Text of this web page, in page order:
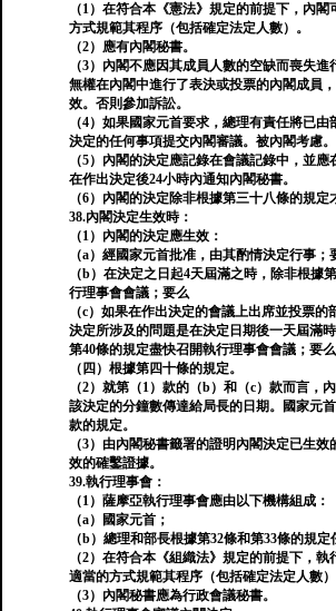
（1）在符合本《憲法》規定的前提下，內
方式規範其程序（包括確定法定人數）。
（2）應有內閣秘書。
（3）內閣不應因其成員人數的空缺而喪失
無權在內閣中進行了表決或投票的內閣成員
效。否則參加訴訟。
（4）如果國家元首要求，總理有責任將已
決定的任何事項提交內閣審議。被內閣考慮。
（5）內閣的決定應記錄在會議記錄中，並應
在作出決定後24小時內通知內閣秘書。
（6）內閣的決定除非根據第三十八條的規定
38.內閣決定生效時：
（1）內閣的決定應生效：
（a）經國家元首批准，由其酌情決定行事；
（b）在決定之日起4天屆滿之時，除非根據
行理事會會議；要么
（c）如果在作出決定的會議上出席並投票
決定所涉及的問題是在決定日期後一天屆滿
第40條的規定盡快召開執行理事會會議；要么
（四）根據第四十條的規定。
（2）就第（1）款的（b）和（c）款而言，
該決定的分鐘數傳達給局長的日期。國家元首
款的規定。
（3）由內閣秘書籤署的證明內閣決定已生
效的確鑿證據。
39.執行理事會：
（1）薩摩亞執行理事會應由以下機構組成：
（a）國家元首；
（b）總理和部長根據第32條和第33條的規定
（2）在符合本《組織法》規定的前提下，
適當的方式規範其程序（包括確定法定人數）
（3）內閣秘書應為行政會議秘書。